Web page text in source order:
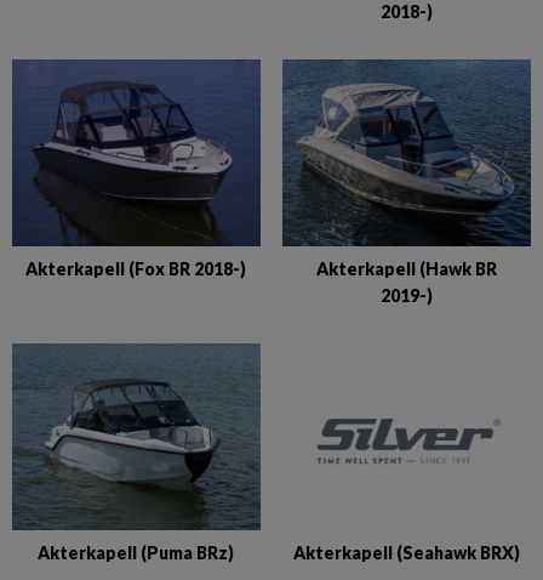
2018-)
Akterkapell (Fox BR 2018-)
Akterkapell (Hawk BR
2019-)
Akterkapell (Puma BRz) Akterkapell (Seahawk BRX)